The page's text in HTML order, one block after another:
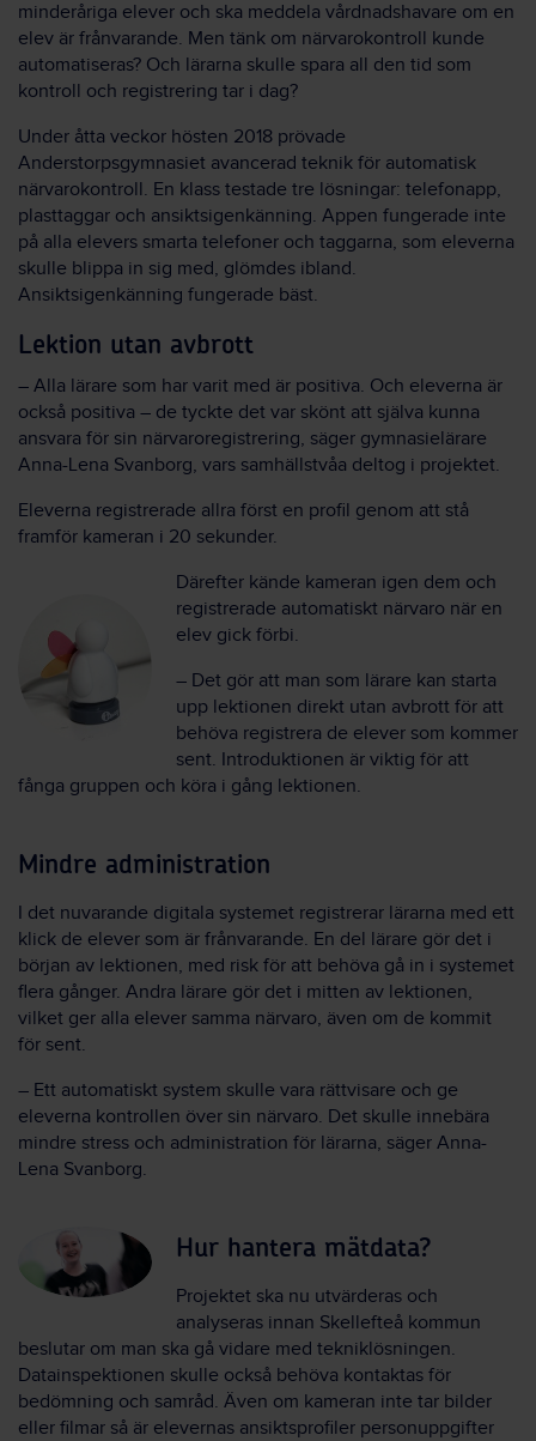
minderåriga elever och ska meddela vårdnadshavare om en
elev är frånvarande. Men tänk om närvarokontroll kunde
automatiseras? Och lärarna skulle spara all den tid som
kontroll och registrering tar i dag?
Under åtta veckor hösten 2018 prövade
Anderstorpsgymnasiet avancerad teknik för automatisk
närvarokontroll. En klass testade tre lösningar: telefonapp,
plasttaggar och ansiktsigenkänning. Appen fungerade inte
på alla elevers smarta telefoner och taggarna, som eleverna
skulle blippa in sig med, glömdes ibland.
Ansiktsigenkänning fungerade bäst.
Lektion utan avbrott
– Alla lärare som har varit med är positiva. Och eleverna är
också positiva – de tyckte det var skönt att själva kunna
ansvara för sin närvaroregistrering, säger gymnasielärare
Anna-Lena Svanborg, vars samhällstvåa deltog i projektet.
Eleverna registrerade allra först en profil genom att stå
framför kameran i 20 sekunder.
Därefter kände kameran igen dem och
registrerade automatiskt närvaro när en
elev gick förbi.
– Det gör att man som lärare kan starta
upp lektionen direkt utan avbrott för att
behöva registrera de elever som kommer
sent. Introduktionen är viktig för att
fånga gruppen och köra i gång lektionen.
Mindre administration
I det nuvarande digitala systemet registrerar lärarna med ett
klick de elever som är frånvarande. En del lärare gör det i
början av lektionen, med risk för att behöva gå in i systemet
flera gånger. Andra lärare gör det i mitten av lektionen,
vilket ger alla elever samma närvaro, även om de kommit
för sent.
– Ett automatiskt system skulle vara rättvisare och ge
eleverna kontrollen över sin närvaro. Det skulle innebära
mindre stress och administration för lärarna, säger Anna-
Lena Svanborg.
Hur hantera mätdata?
Projektet ska nu utvärderas och
analyseras innan Skellefteå kommun
beslutar om man ska gå vidare med tekniklösningen.
Datainspektionen skulle också behöva kontaktas för
bedömning och samråd. Även om kameran inte tar bilder
eller filmar så är elevernas ansiktsprofiler personuppgifter